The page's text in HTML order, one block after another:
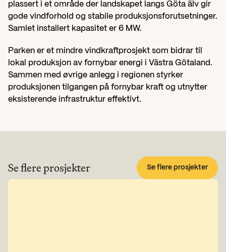
plassert i et område der landskapet langs Göta älv gir
gode vindforhold og stabile produksjonsforutsetninger.
Samlet installert kapasitet er 6 MW.
Parken er et mindre vindkraftprosjekt som bidrar til
lokal produksjon av fornybar energi i Västra Götaland.
Sammen med øvrige anlegg i regionen styrker
produksjonen tilgangen på fornybar kraft og utnytter
eksisterende infrastruktur effektivt.
Se flere prosjekter Se flere prosjekter